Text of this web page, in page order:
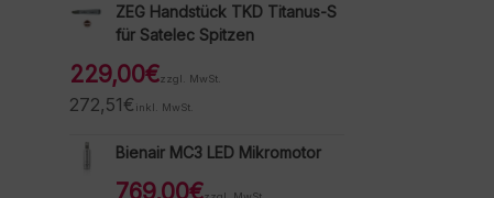
ZEG Handstück TKD Titanus-S
für Satelec Spitzen
229,00€zzgl. MwSt.
272,51€ inkl. MwSt.
Bienair MC3 LED Mikromotor
769,00€